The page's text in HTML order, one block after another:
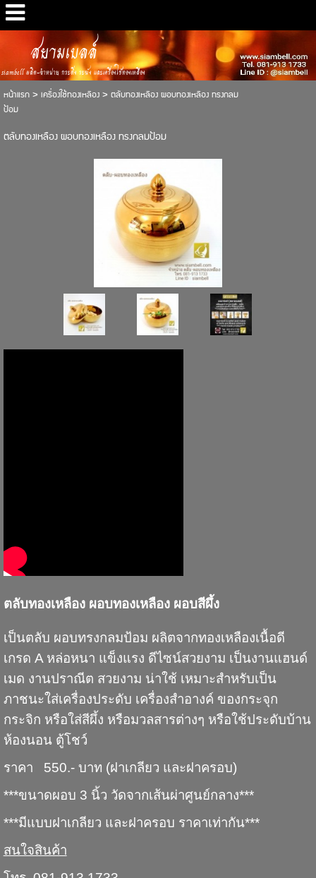
สยามเบลล์
siambell ผลิต-จำหน่าย กระดิ่ง ระฆัง และเครื่องใช้ทองเหลือง
หน้าแรก> เครื่องใช้ทองเหลือง> ตลับทองเหลือง ผอบทองเหลือง ทรงกลม
ป้อม
ตลับทองเหลือง ผอบทองเหลือง ทรงกลมป้อม
ตลับทองเหลือง ผอบทองเหลือง ผอบสีผึ้ง
เป็นตลับ ผอบทรงกลมป้อม ผลิตจากทองเหลืองเนื้อดี
เกรด A หล่อหนา แข็งแรง ดีไซน์สวยงาม เป็นงานแฮนด์
เมด งานปราณีต สวยงาม น่าใช้ เหมาะสำหรับเป็น
ภาชนะใส่เครื่องประดับ เครื่องสำอางค์ ของกระจุก
กระจิก หรือใส่สีผึ้ง หรือมวลสารต่างๆ หรือใช้ประดับบ้าน
ห้องนอน ตู้โชว์
ราคา 550.- บาท (ฝาเกลียว และฝาครอบ)
***ขนาดผอบ 3 นิ้ว วัดจากเส้นผ่าศูนย์กลาง***
***มีแบบฝาเกลียว และฝาครอบ ราคาเท่ากัน***
สนใจสินค้า